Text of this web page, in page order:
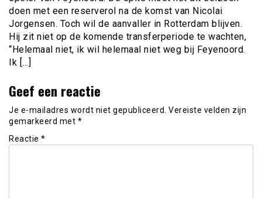
doen met een reserverol na de komst van Nicolai
Jorgensen. Toch wil de aanvaller in Rotterdam blijven.
Hij zit niet op de komende transferperiode te wachten,
“Helemaal niet, ik wil helemaal niet weg bij Feyenoord.
Ik […]
Geef een reactie
Je e-mailadres wordt niet gepubliceerd. Vereiste velden zijn
gemarkeerd met *
Reactie *